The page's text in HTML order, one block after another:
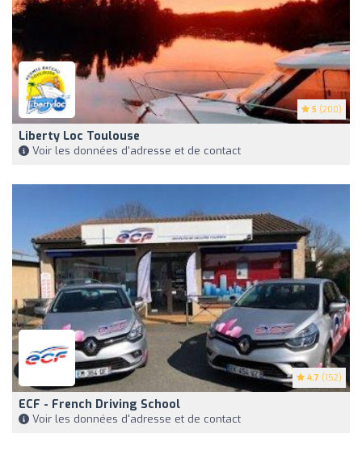
5 (200)
Liberty Loc Toulouse
Voir les données d'adresse et de contact
4.7 (152)
ECF - French Driving School
Voir les données d'adresse et de contact